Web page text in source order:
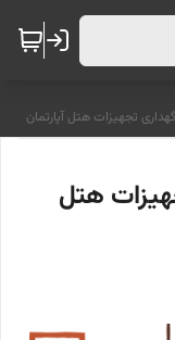
تجهیزات هتل آپارتمان
هتل